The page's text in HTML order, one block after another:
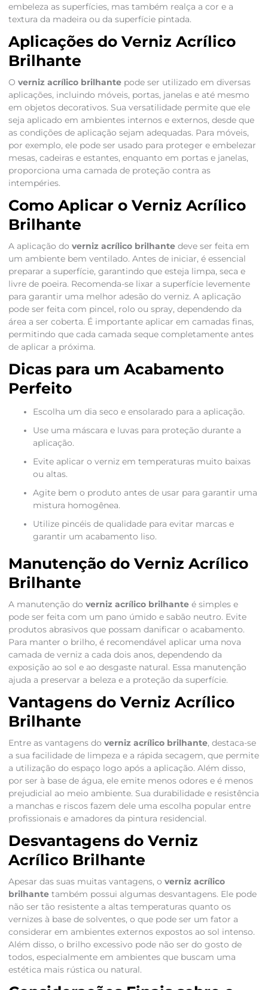
embeleza as superfícies, mas também realça a cor e a
textura da madeira ou da superfície pintada.
Aplicações do Verniz Acrílico
Brilhante
O verniz acrílico brilhantepode ser utilizado em diversas
aplicações, incluindo móveis, portas, janelas e até mesmo
em objetos decorativos. Sua versatilidade permite que ele
seja aplicado em ambientes internos e externos, desde que
as condições de aplicação sejam adequadas. Para móveis,
por exemplo, ele pode ser usado para proteger e embelezar
mesas, cadeiras e estantes, enquanto em portas e janelas,
proporciona uma camada de proteção contra as
intempéries.
Como Aplicar o Verniz Acrílico
Brilhante
A aplicação do verniz acrílico brilhantedeve ser feita em
um ambiente bem ventilado. Antes de iniciar, é essencial
preparar a superfície, garantindo que esteja limpa, seca e
livre de poeira. Recomenda-se lixar a superfície levemente
para garantir uma melhor adesão do verniz. A aplicação
pode ser feita com pincel, rolo ou spray, dependendo da
área a ser coberta. É importante aplicar em camadas finas,
permitindo que cada camada seque completamente antes
de aplicar a próxima.
Dicas para um Acabamento
Perfeito
Escolha um dia seco e ensolarado para a aplicação.
Use uma máscara e luvas para proteção durante a
aplicação.
Evite aplicar o verniz em temperaturas muito baixas
ou altas.
Agite bem o produto antes de usar para garantir uma
mistura homogênea.
Utilize pincéis de qualidade para evitar marcas e
garantir um acabamento liso.
Manutenção do Verniz Acrílico
Brilhante
A manutenção do verniz acrílico brilhanteé simples e
pode ser feita com um pano úmido e sabão neutro. Evite
produtos abrasivos que possam danificar o acabamento.
Para manter o brilho, é recomendável aplicar uma nova
camada de verniz a cada dois anos, dependendo da
exposição ao sol e ao desgaste natural. Essa manutenção
ajuda a preservar a beleza e a proteção da superfície.
Vantagens do Verniz Acrílico
Brilhante
Entre as vantagens do verniz acrílico brilhante, destaca-se
a sua facilidade de limpeza e a rápida secagem, que permite
a utilização do espaço logo após a aplicação. Além disso,
por ser à base de água, ele emite menos odores e é menos
prejudicial ao meio ambiente. Sua durabilidade e resistência
a manchas e riscos fazem dele uma escolha popular entre
profissionais e amadores da pintura residencial.
Desvantagens do Verniz
Acrílico Brilhante
Apesar das suas muitas vantagens, o verniz acrílico
brilhantetambém possui algumas desvantagens. Ele pode
não ser tão resistente a altas temperaturas quanto os
vernizes à base de solventes, o que pode ser um fator a
considerar em ambientes externos expostos ao sol intenso.
Além disso, o brilho excessivo pode não ser do gosto de
todos, especialmente em ambientes que buscam uma
estética mais rústica ou natural.